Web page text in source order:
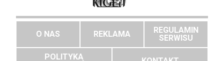
O NAS REKLAMA
REGULAMIN
SERWISU
POLITYKA